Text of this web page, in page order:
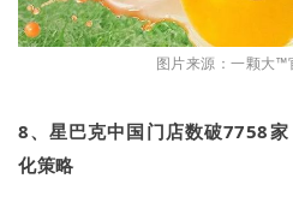
图片来源：一颗大™
8、星巴克中国门店数破7758
化策略